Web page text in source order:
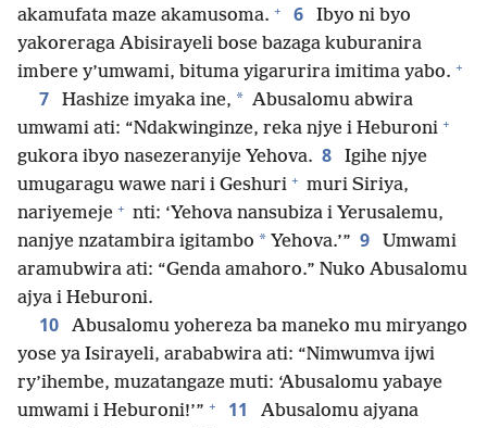
akamufata maze akamusoma. + 6
Ibyo ni byo
yakoreraga Abisirayeli bose bazaga kuburanira
imbere y’umwami, bituma yigarurira imitima yabo. +
7 Hashize imyaka ine, * Abusalomu abwira
umwami ati: “Ndakwinginze, reka njye i Heburoni +
gukora ibyo nasezeranyije Yehova. 8
Igihe njye
umugaragu wawe nari i Geshuri + muri Siriya,
nariyemeje + nti: ‘Yehova nansubiza i Yerusalemu,
nanjye nzatambira igitambo * Yehova.’” 9
Umwami
aramubwira ati: “Genda amahoro.” Nuko Abusalomu
ajya i Heburoni.
10
Abusalomu yohereza ba maneko mu miryango
yose ya Isirayeli, arababwira ati: “Nimwumva ijwi
ry’ihembe, muzatangaze muti: ‘Abusalomu yabaye
umwami i Heburoni!’” + 11
Abusalomu ajyana